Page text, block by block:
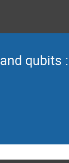
qubits